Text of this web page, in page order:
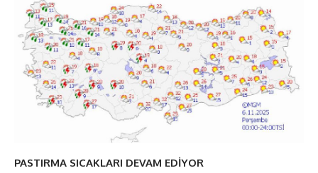
PASTIRMA SICAKLARI DEVAM EDİYOR